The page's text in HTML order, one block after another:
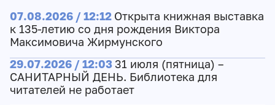
07.08.2026 / 12:12 Открыта книжная выставка
к 135-летию со дня рождения Виктора
Максимовича Жирмунского
29.07.2026 / 12:03 31 июля (пятница) –
САНИТАРНЫЙ ДЕНЬ. Библиотека для
читателей не работает